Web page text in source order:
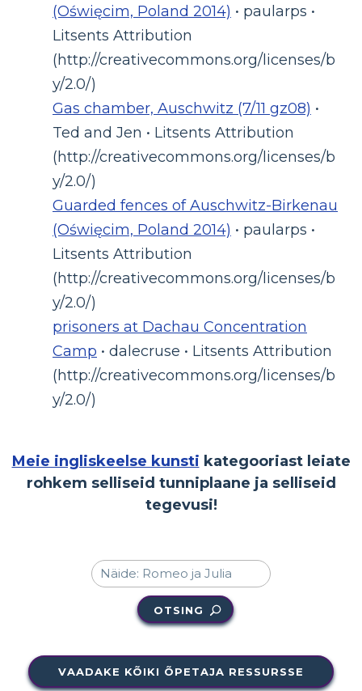
(Oświęcim, Poland 2014) • paularps •
Litsents Attribution
(http://creativecommons.org/licenses/b
y/2.0/)
Gas chamber, Auschwitz (7/11 gz08) •
Ted and Jen • Litsents Attribution
(http://creativecommons.org/licenses/b
y/2.0/)
Guarded fences of Auschwitz-Birkenau
(Oświęcim, Poland 2014) • paularps •
Litsents Attribution
(http://creativecommons.org/licenses/b
y/2.0/)
prisoners at Dachau Concentration
Camp • dalecruse • Litsents Attribution
(http://creativecommons.org/licenses/b
y/2.0/)
Meie ingliskeelse kunsti kategooriast leiate
rohkem selliseid tunniplaane ja selliseid
tegevusi!
OTSING
VAADAKE KÕIKI ÕPETAJA RESSURSSE